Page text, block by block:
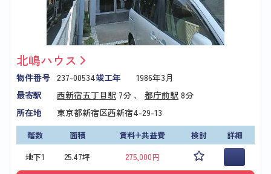
北嶋ハウス
物件番号 237-00534竣工年
1986年3月
最寄駅
西新宿五丁目駅 7分 、 都庁前駅 8分
所在地
東京都新宿区西新宿4-29-13
階数 面積 賃料+共益費 検討
詳細
地下1
25.47坪 275,000円